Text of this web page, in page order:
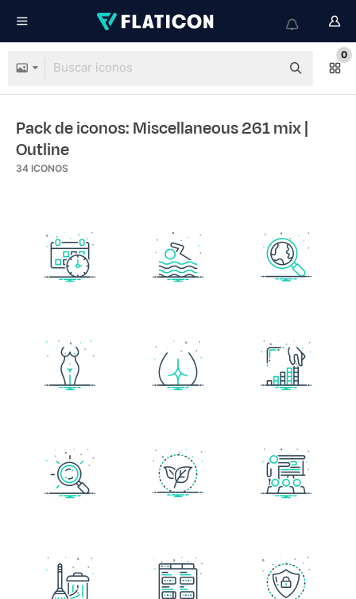
0
Pack de iconos: Miscellaneous 261 mix|
Outline
34 ICONOS